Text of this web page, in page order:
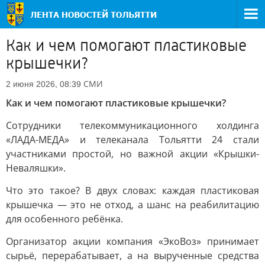
Как и чем помогают пластиковые
крышечки?
2 июня 2026, 08:39 СМИ
Как и чем помогают пластиковые крышечки?
Сотрудники телекоммуникационного холдинга
«ЛАДА-МЕДА» и телеканала Тольятти 24 стали
участниками простой, но важной акции «Крышки-
Неваляшки».
Что это такое? В двух словах: каждая пластиковая
крышечка — это не отход, а шанс на реабилитацию
для особенного ребёнка.
Организатор акции компания «ЭкоВоз» принимает
сырьё, перерабатывает, а на вырученные средства